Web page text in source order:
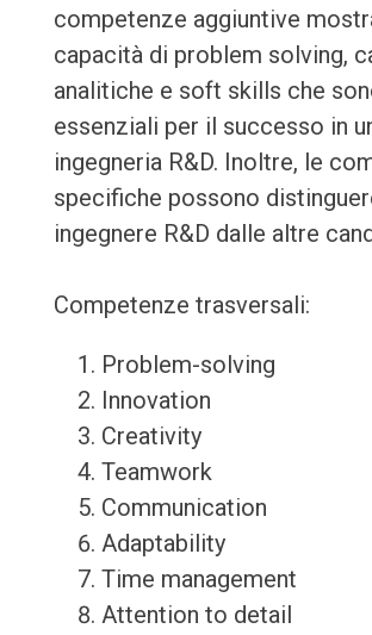
competenze aggiuntive
capacità di problem solving,
analitiche e soft skills che
essenziali per il successo in
ingegneria R&D. Inoltre, le
specifiche possono
ingegnere R&D dalle altre
Competenze trasversali:
Problem-solving
Innovation
Creativity
Teamwork
Communication
Adaptability
Time management
Attention to detail